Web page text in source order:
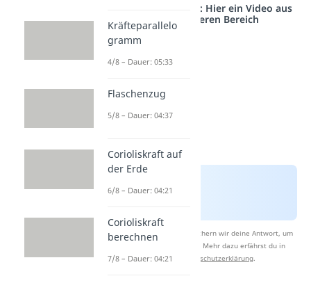
Studyflix vernetzt: Hier ein Video aus
einem anderen Bereich
Nach Beantwortung speichern wir deine Antwort, um
Studyflix zu verbessern. Mehr dazu erfährst du in
unserer
Datenschutzerklärung.
Kräfteparallelo
gramm
4/8 – Dauer: 05:33
Flaschenzug
5/8 – Dauer: 04:37
Corioliskraft auf
der Erde
6/8 – Dauer: 04:21
Corioliskraft
berechnen
7/8 – Dauer: 04:21